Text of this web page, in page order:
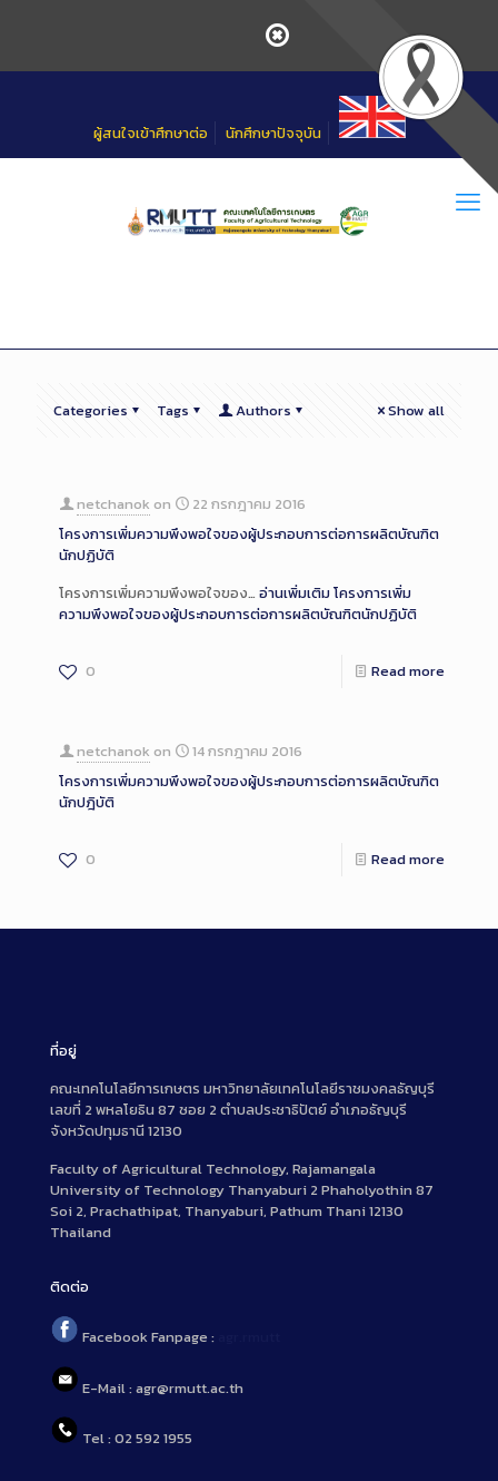
ผู้สนใจเข้าศึกษาต่อ นักศึกษาปัจจุบัน
Categories Tags Authors Show all
netchanok on
22 กรกฎาคม 2016
โครงการเพิ่มความพึงพอใจของผู้ประกอบการต่อการผลิตบัณฑิต
นักปฏิบัติ
โครงการเพิ่มความพึงพอใจของ… อ่านเพิ่มเติมโครงการเพิ่ม
ความพึงพอใจของผู้ประกอบการต่อการผลิตบัณฑิตนักปฏิบัติ
0 Read more
netchanok on
14 กรกฎาคม 2016
โครงการเพิ่มความพึงพอใจของผู้ประกอบการต่อการผลิตบัณฑิต
นักปฎิบัติ
0 Read more
ที่อยู่
คณะเทคโนโลยีการเกษตร มหาวิทยาลัยเทคโนโลยีราชมงคลธัญบุรี
เลขที่ 2 พหลโยธิน 87 ซอย 2 ตำบลประชาธิปัตย์ อำเภอธัญบุรี
จังหวัดปทุมธานี 12130
Faculty of Agricultural Technology, Rajamangala
University of Technology Thanyaburi 2 Phaholyothin 87
Soi 2, Prachathipat, Thanyaburi, Pathum Thani 12130
Thailand
ติดต่อ
Facebook Fanpage :
E-Mail : agr@rmutt.ac.th
Tel : 02 592 1955